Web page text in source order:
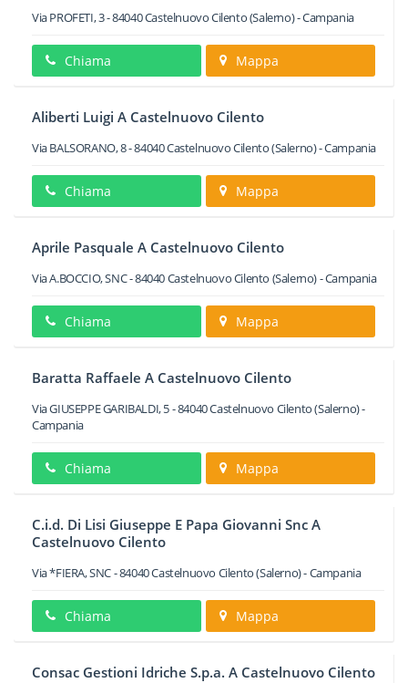
Via PROFETI, 3-84040Castelnuovo Cilento(Salerno) -Campania
Chiama Mappa
Aliberti Luigi A Castelnuovo Cilento
Via BALSORANO, 8-84040Castelnuovo Cilento(Salerno) -Campania
Chiama Mappa
Aprile Pasquale A Castelnuovo Cilento
Via A.BOCCIO, SNC-84040Castelnuovo Cilento (Salerno) -Campania
Chiama Mappa
Baratta Raffaele A Castelnuovo Cilento
Via GIUSEPPE GARIBALDI, 5-84040Castelnuovo Cilento(Salerno) -
Campania
Chiama Mappa
C.i.d. Di Lisi Giuseppe E Papa Giovanni Snc A
Castelnuovo Cilento
Via *FIERA, SNC-84040Castelnuovo Cilento(Salerno) -Campania
Chiama Mappa
Consac Gestioni Idriche S.p.a. A Castelnuovo Cilento